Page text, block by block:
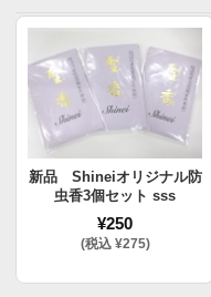
新品 Shineiオリジナル防
虫香3個セット sss
¥250
(税込 ¥275)